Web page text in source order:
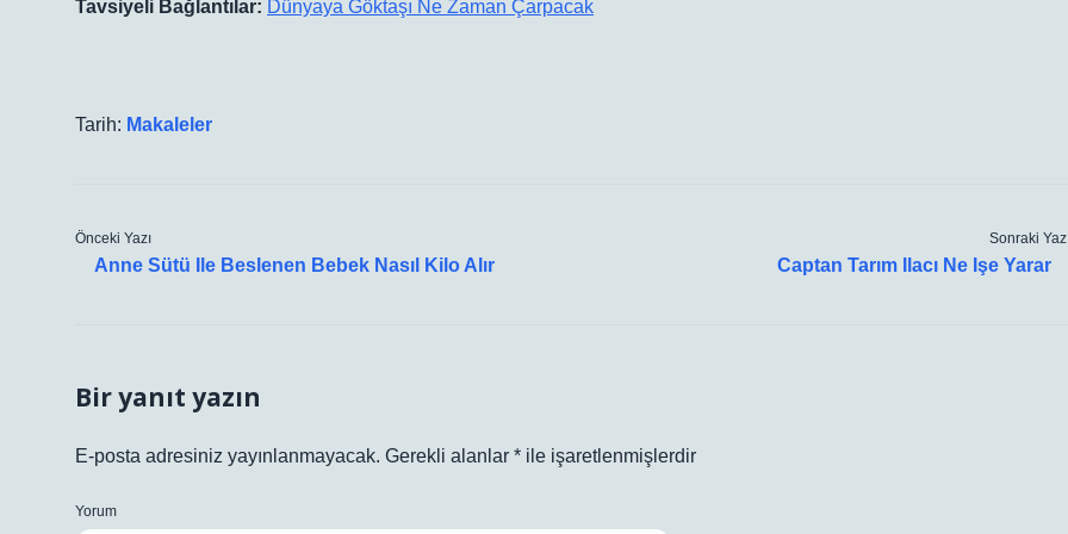
Tavsiyeli Bağlantılar: Dünyaya Göktaşı Ne Zaman Çarpacak
Tarih: Makaleler
Önceki Yazı
Anne Sütü Ile Beslenen Bebek Nasıl Kilo Alır
Sonraki
Captan Tarım Ilacı Ne Işe Yarar
Bir yanıt yazın
E-posta adresiniz yayınlanmayacak. Gerekli alanlar * ile işaretlenmişlerdir
Yorum